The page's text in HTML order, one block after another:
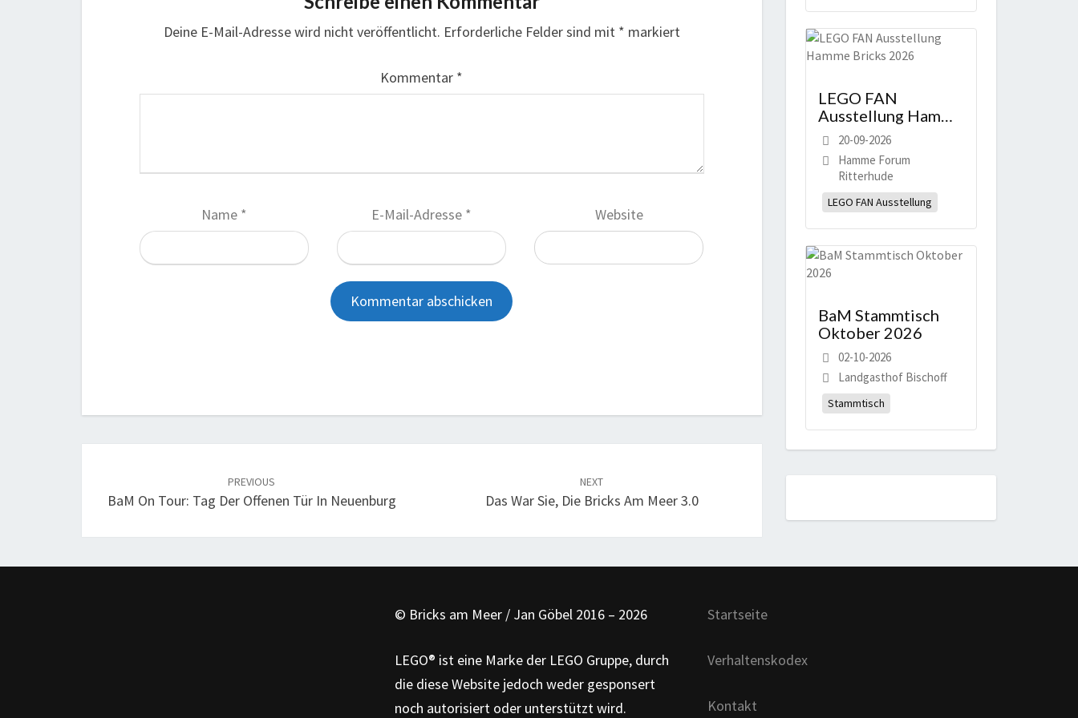
Deine E-Mail-Adresse wird nicht veröffentlicht. Erforderliche Felder sind mit * markiert
Kommentar *
Name * E-Mail-Adresse * Website
PREVIOUS
BaM On Tour: Tag Der Offenen Tür In Neuenburg
NEXT
Das War Sie, Die Bricks Am Meer 3.0
LEGO FAN
Ausstellung Hamme
Bricks 2026
20-09-2026
Hamme Forum
Ritterhude
LEGO FAN Ausstellung
BaM Stammtisch
Oktober 2026
02-10-2026
Landgasthof Bischoff
Stammtisch
© Bricks am Meer / Jan Göbel 2016 – 2026
LEGO® ist eine Marke der LEGO Gruppe, durch
die diese Website jedoch weder gesponsert
noch autorisiert oder unterstützt wird.
Startseite
Verhaltenskodex
Kontakt